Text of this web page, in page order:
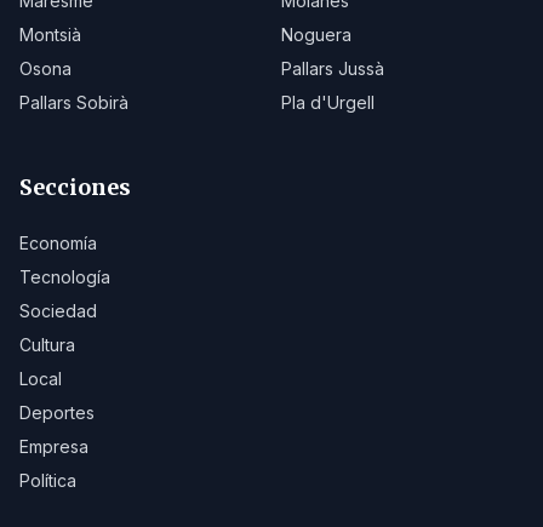
Montsià
Noguera
Osona
Pallars Jussà
Pallars Sobirà
Pla d'Urgell
Secciones
Economía
Tecnología
Sociedad
Cultura
Local
Deportes
Empresa
Política